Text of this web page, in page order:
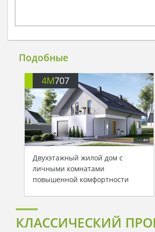
Подобные
4M707
Двухэтажный жилой дом с
личными комнатами
повышенной комфортности
КЛАССИЧЕСКИЙ